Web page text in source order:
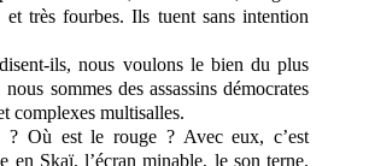
et très fourbes. Ils tuent sans intention
ils, nous voulons le bien du plus
sommes des assassins démocrates
complexes multisalles.
? Où est le rouge ? Avec eux, c’est
en Skaï, l’écran minable, le son terne.